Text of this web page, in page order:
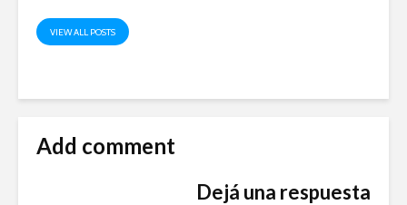
VIEW ALL POSTS
Add comment
Dejá una respuesta